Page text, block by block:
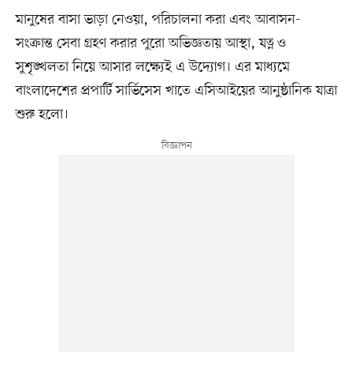
মানুষের বাসা ভাড়া নেওয়া, পরিচালনা করা এবং আবাসন-
সংক্রান্ত সেবা গ্রহণ করার পুরো অভিজ্ঞতায় আস্থা, যত্ন ও
সুশৃঙ্খলতা নিয়ে আসার লক্ষ্যেই এ উদ্যোগ। এর মাধ্যমে
বাংলাদেশের প্রপার্টি সার্ভিসেস খাতে এসিআইয়ের আনুষ্ঠানিক যাত্রা
শুরু হলো।